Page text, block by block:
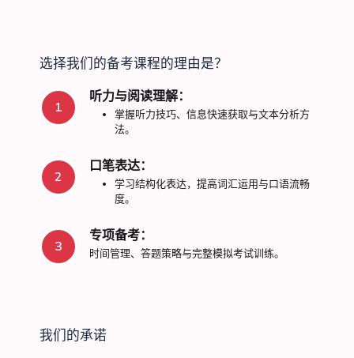
选择我们的备考课程的理由是？
1
听力与阅读理解：
掌握听力技巧、信息快速获取与文本分析方
法。
2
口笔表达：
学习结构化表达，提高词汇运用与口语流畅
度。
3
专项备考：
时间管理、答题策略与完整模拟考试训练。
我们的承诺